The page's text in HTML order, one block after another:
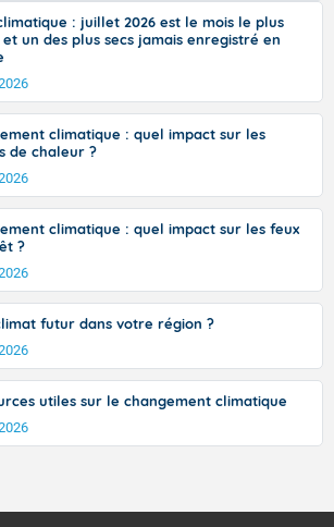
de secteur nord-ouest à nord, ou ouest à nord-
qui part du Roussillon à la vallée de l’Aude et à
de ce vent vient du latin trasmontanus,
en allusion aux régions montagneuses
: juillet 2026 est le mois le plus
un des plus secs jamais enregistré en
climatique : quel impact sur les
de chaleur ?
climatique : quel impact sur les feux
?
futur dans votre région ?
utiles sur le changement climatique